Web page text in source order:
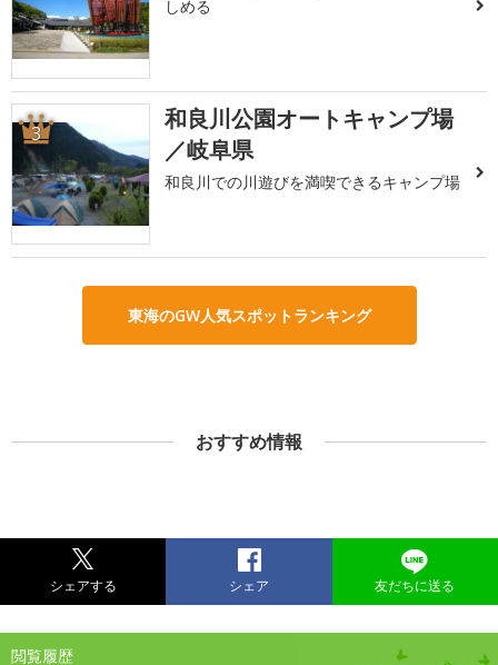
しめる
3
和良川公園オートキャンプ場
／岐阜県
和良川での川遊びを満喫できるキャンプ場
東海のGW人気スポットランキング
おすすめ情報
シェアする シェア 友だちに送る
閲覧履歴